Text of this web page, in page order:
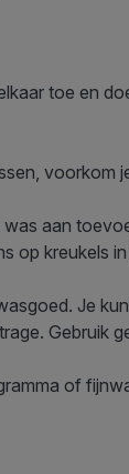
toe en
voorkom
aan
op kreukels
Je
Gebruik
of